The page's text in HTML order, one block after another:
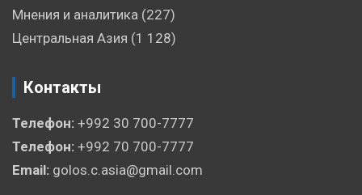
Мнения и аналитика (227)
Центральная Азия (1 128)
Контакты
Телефон: +992 30 700-7777
Телефон: +992 70 700-7777
Email: golos.c.asia@gmail.com